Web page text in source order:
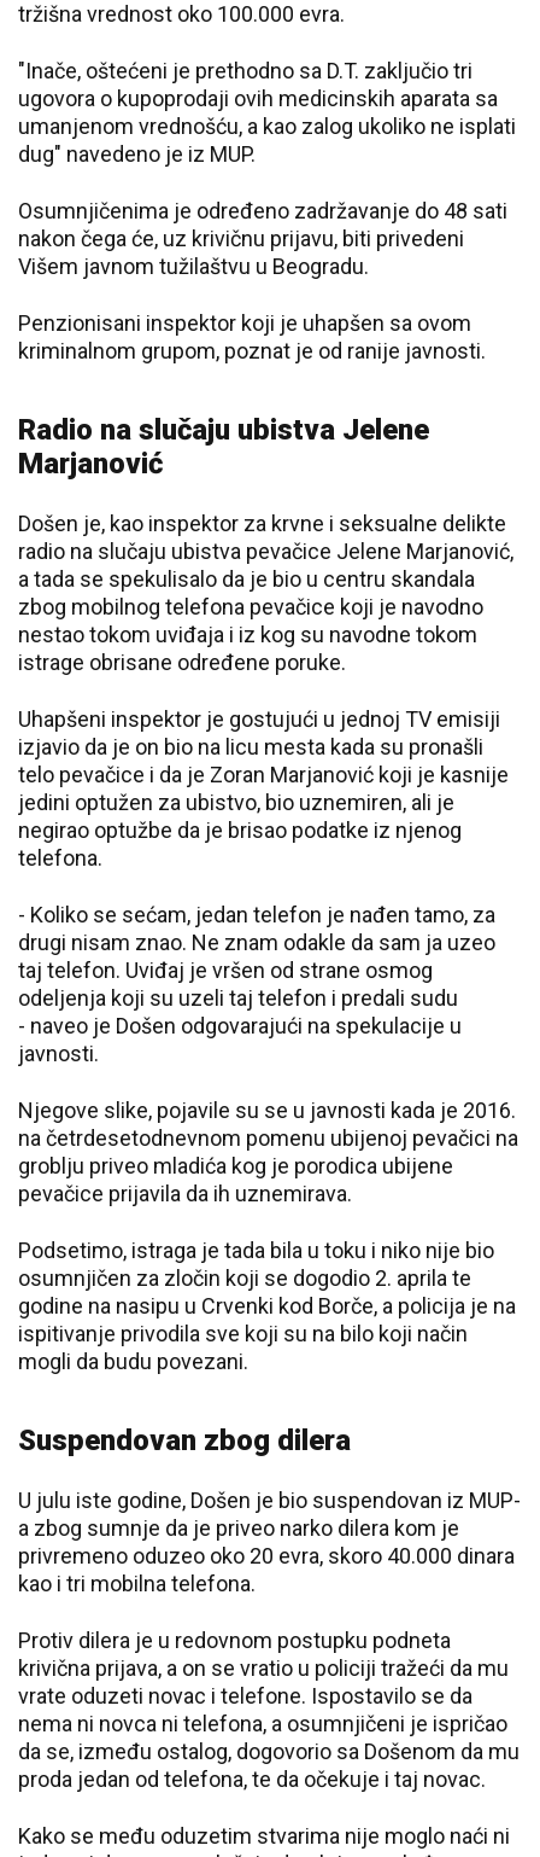
tržišna vrednost oko 100.000 evra.
"Inače, oštećeni je prethodno sa D.T. zaključio tri
ugovora o kupoprodaji ovih medicinskih aparata sa
umanjenom vrednošću, a kao zalog ukoliko ne isplati
dug" navedeno je iz MUP.
Osumnjičenima je određeno zadržavanje do 48 sati
nakon čega će, uz krivičnu prijavu, biti privedeni
Višem javnom tužilaštvu u Beogradu.
Penzionisani inspektor koji je uhapšen sa ovom
kriminalnom grupom, poznat je od ranije javnosti.
Radio na slučaju ubistva Jelene
Marjanović
Došen je, kao inspektor za krvne i seksualne delikte
radio na slučaju ubistva pevačice Jelene Marjanović,
a tada se spekulisalo da je bio u centru skandala
zbog mobilnog telefona pevačice koji je navodno
nestao tokom uviđaja i iz kog su navodne tokom
istrage obrisane određene poruke.
Uhapšeni inspektor je gostujući u jednoj TV emisiji
izjavio da je on bio na licu mesta kada su pronašli
telo pevačice i da je Zoran Marjanović koji je kasnije
jedini optužen za ubistvo, bio uznemiren, ali je
negirao optužbe da je brisao podatke iz njenog
telefona.
- Koliko se sećam, jedan telefon je nađen tamo, za
drugi nisam znao. Ne znam odakle da sam ja uzeo
taj telefon. Uviđaj je vršen od strane osmog
odeljenja koji su uzeli taj telefon i predali sudu
- naveo je Došen odgovarajući na spekulacije u
javnosti.
Njegove slike, pojavile su se u javnosti kada je 2016.
na četrdesetodnevnom pomenu ubijenoj pevačici na
groblju priveo mladića kog je porodica ubijene
pevačice prijavila da ih uznemirava.
Podsetimo, istraga je tada bila u toku i niko nije bio
osumnjičen za zločin koji se dogodio 2. aprila te
godine na nasipu u Crvenki kod Borče, a policija je na
ispitivanje privodila sve koji su na bilo koji način
mogli da budu povezani.
Suspendovan zbog dilera
U julu iste godine, Došen je bio suspendovan iz MUP-
a zbog sumnje da je priveo narko dilera kom je
privremeno oduzeo oko 20 evra, skoro 40.000 dinara
kao i tri mobilna telefona.
Protiv dilera je u redovnom postupku podneta
krivična prijava, a on se vratio u policiji tražeći da mu
vrate oduzeti novac i telefone. Ispostavilo se da
nema ni novca ni telefona, a osumnjičeni je ispričao
da se, između ostalog, dogovorio sa Došenom da mu
proda jedan od telefona, te da očekuje i taj novac.
Kako se među oduzetim stvarima nije moglo naći ni